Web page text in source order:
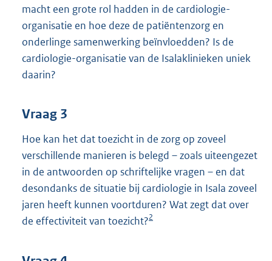
macht een grote rol hadden in de cardiologie-
organisatie en hoe deze de patiëntenzorg en
onderlinge samenwerking beïnvloedden? Is de
cardiologie-organisatie van de Isalaklinieken uniek
daarin?
Vraag 3
Hoe kan het dat toezicht in de zorg op zoveel
verschillende manieren is belegd – zoals uiteengezet
in de antwoorden op schriftelijke vragen – en dat
desondanks de situatie bij cardiologie in Isala zoveel
jaren heeft kunnen voortduren? Wat zegt dat over
de effectiviteit van toezicht?2